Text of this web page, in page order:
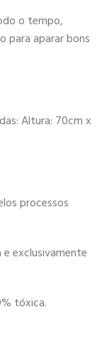
o tempo,
para aparar bons
Altura: 70cm x
processos
e exclusivamente
tóxica.